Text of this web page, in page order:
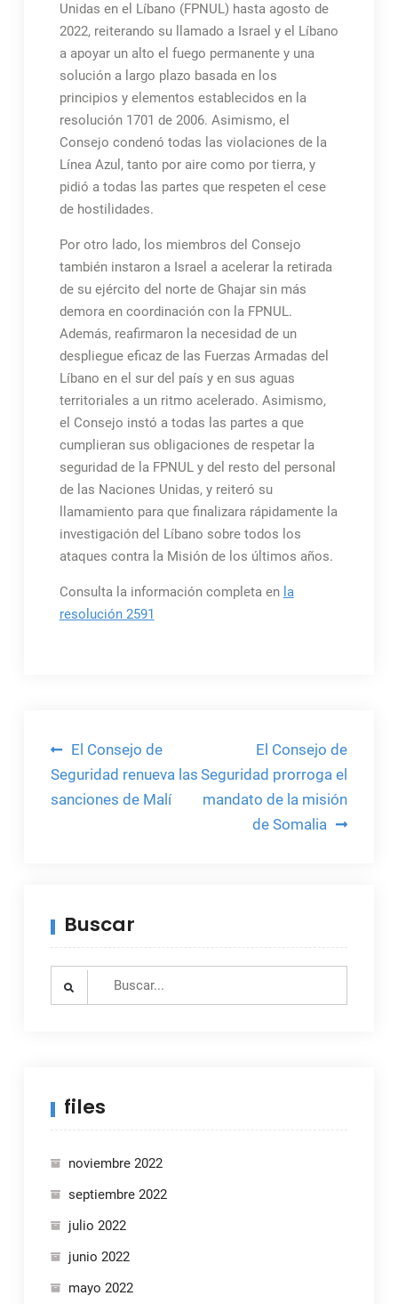
Unidas en el Líbano (FPNUL) hasta agosto de
2022, reiterando su llamado a Israel y el Líbano
a apoyar un alto el fuego permanente y una
solución a largo plazo basada en los
principios y elementos establecidos en la
resolución 1701 de 2006. Asimismo, el
Consejo condenó todas las violaciones de la
Línea Azul, tanto por aire como por tierra, y
pidió a todas las partes que respeten el cese
de hostilidades.
Por otro lado, los miembros del Consejo
también instaron a Israel a acelerar la retirada
de su ejército del norte de Ghajar sin más
demora en coordinación con la FPNUL.
Además, reafirmaron la necesidad de un
despliegue eficaz de las Fuerzas Armadas del
Líbano en el sur del país y en sus aguas
territoriales a un ritmo acelerado. Asimismo,
el Consejo instó a todas las partes a que
cumplieran sus obligaciones de respetar la
seguridad de la FPNUL y del resto del personal
de las Naciones Unidas, y reiteró su
llamamiento para que finalizara rápidamente la
investigación del Líbano sobre todos los
ataques contra la Misión de los últimos años.
Consulta la información completa en la
resolución 2591
Navegación
de
entradas
El Consejo de
Seguridad renueva las
sanciones de Malí
El Consejo de
Seguridad prorroga el
mandato de la misión
de Somalia
Buscar
Search
files
noviembre 2022
septiembre 2022
julio 2022
junio 2022
mayo 2022